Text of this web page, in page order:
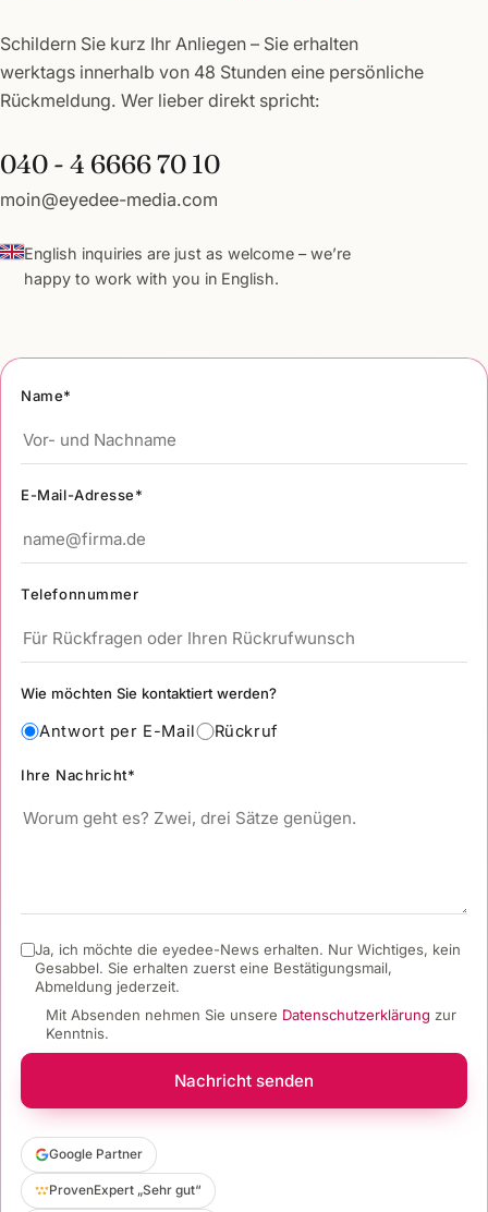
Schildern Sie kurz Ihr Anliegen – Sie erhalten
werktags innerhalb von 48 Stunden eine persönliche
Rückmeldung. Wer lieber direkt spricht:
040 - 4 6666 70 10
moin@eyedee-media.com
English inquiries are just as welcome – we’re
happy to work with you in English.
Name*
E-Mail-Adresse*
Telefonnummer
Wie möchten Sie kontaktiert werden?
Antwort per E-Mail Rückruf
Ihre Nachricht*
Ja, ich möchte die eyedee-News erhalten. Nur Wichtiges, kein
Gesabbel. Sie erhalten zuerst eine Bestätigungsmail,
Abmeldung jederzeit.
Mit Absenden nehmen Sie unsere Datenschutzerklärung zur
Kenntnis.
Nachricht senden
Google Partner
ProvenExpert „Sehr gut“